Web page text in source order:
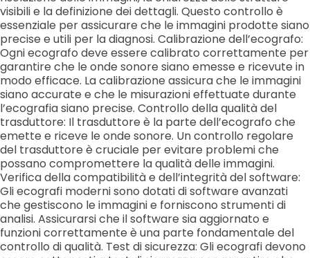
visibili e la definizione dei dettagli. Questo controllo è
essenziale per assicurare che le immagini prodotte siano
precise e utili per la diagnosi. Calibrazione dell’ecografo:
Ogni ecografo deve essere calibrato correttamente per
garantire che le onde sonore siano emesse e ricevute in
modo efficace. La calibrazione assicura che le immagini
siano accurate e che le misurazioni effettuate durante
l’ecografia siano precise. Controllo della qualità del
trasduttore: Il trasduttore è la parte dell’ecografo che
emette e riceve le onde sonore. Un controllo regolare
del trasduttore è cruciale per evitare problemi che
possano compromettere la qualità delle immagini.
Verifica della compatibilità e dell’integrità del software:
Gli ecografi moderni sono dotati di software avanzati
che gestiscono le immagini e forniscono strumenti di
analisi. Assicurarsi che il software sia aggiornato e
funzioni correttamente è una parte fondamentale del
controllo di qualità. Test di sicurezza: Gli ecografi devono